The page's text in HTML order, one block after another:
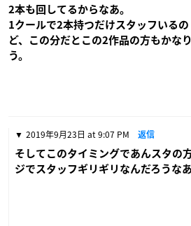
2本も回してるからなあ。
1クールで2本持つだけスタッフいる
ど、この分だとこの2作品の方もかな
う。
2019年9月23日 at 9:07 PM 返信
そしてこのタイミングであんスタ
ジでスタッフギリギリなんだろうなあ